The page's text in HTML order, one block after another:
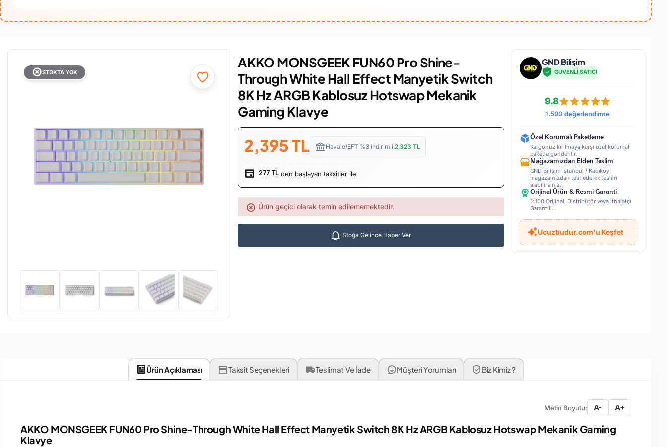
STOKTA YOK
AKKO MONSGEEK FUN60 Pro Shine-
Through White Hall Effect Manyetik Switch
8K Hz ARGB Kablosuz Hotswap Mekanik
Gaming Klavye
2,395 TL Havale/EFT %3 indirimli:2,323 TL
277 TL den başlayan taksitler ile
Ürün geçici olarak temin edilememektedir.
Stoğa Gelince Haber Ver
GND Bilişim
GÜVENLİ SATICI
9.8
1.590 değerlendirme
Özel Korumalı Paketleme
Kargonuz kırılmaya karşı özel korumalı
paketle gönderilir.
Mağazamızdan Elden Teslim
GND Bilişim İstanbul / Kadıköy
mağazamızdan test ederek teslim
alabilirsiniz.
Orijinal Ürün & Resmi Garanti
%100 Orijinal, Distribütör veya İthalatçı
Garantili.
Ucuzbudur.com'u Keşfet
Ürün Açıklaması Taksit Seçenekleri Teslimat Ve İade Müşteri Yorumları Biz Kimiz ?
Metin Boyutu: A- A+
AKKO MONSGEEK FUN60 Pro Shine-Through White Hall Effect Manyetik Switch 8K Hz ARGB Kablosuz Hotswap Mekanik Gaming
Klavye